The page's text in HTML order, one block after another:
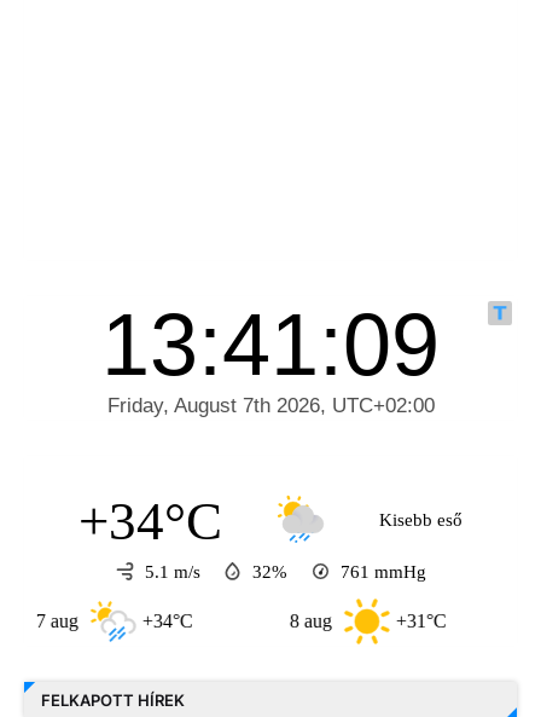
+34°C Kisebb eső
5.1 m/s 32% 761 mmHg
+34°C +31°C
FELKAPOTT HÍREK